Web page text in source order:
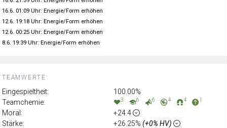
TEAMWERTE:
Eingespieltheit:
100.00%
Teamchemie:
3 6 6 4 4 1
Moral:
+24.4
Stärke:
+26.25% (+0% HV)
16.6. 01:09 Uhr: Energie/Form erhöhen
12.6. 19:18 Uhr: Energie/Form erhöhen
12.6. 00:25 Uhr: Energie/Form erhöhen
8.6. 19:39 Uhr: Energie/Form erhöhen